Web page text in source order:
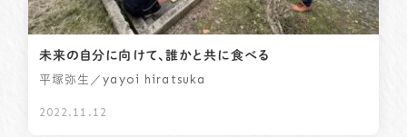
未来の自分に向けて、誰かと共に食べる
平塚弥生 ／yayoi hiratsuka
2022.11.12